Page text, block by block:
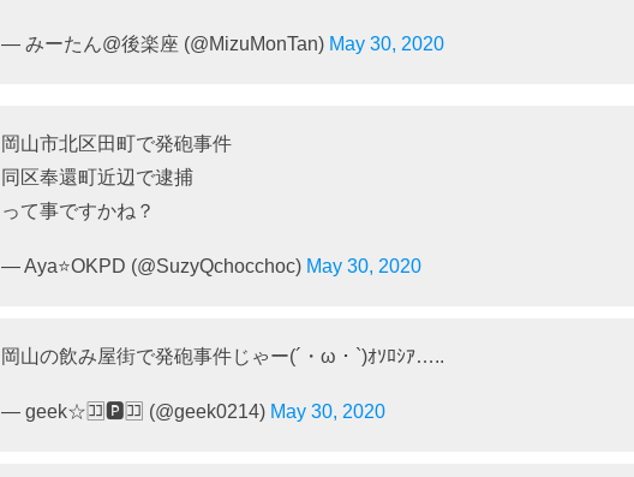
— みーたん@後楽座 (@MizuMonTan) May 30, 2020
岡山市北区田町で発砲事件
同区奉還町近辺で逮捕
って事ですかね？
— Aya⭐️OKPD (@SuzyQchocchoc) May 30, 2020
岡山の飲み屋街で発砲事件じゃー(´・ω・`)ｵｿﾛｼｱ…..
— geek☆🈁🅿️🈁 (@geek0214) May 30, 2020